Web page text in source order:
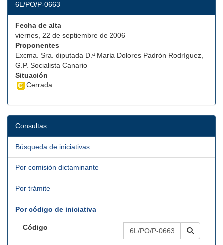
6L/PO/P-0663
Fecha de alta
viernes, 22 de septiembre de 2006
Proponentes
Excma. Sra. diputada D.ª María Dolores Padrón Rodríguez,
G.P. Socialista Canario
Situación
Cerrada
Consultas
Búsqueda de iniciativas
Por comisión dictaminante
Por trámite
Por código de iniciativa
Código